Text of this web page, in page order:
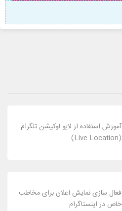
آموزش استفاده از لایو لوکیشن تلگرام
(Live Location)
فعال سازی نمایش اعلان برای مخاطب
خاص در اینستاگرام